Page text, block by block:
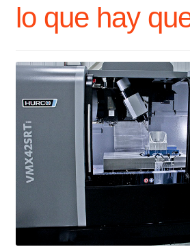
Contacto
lo que hay